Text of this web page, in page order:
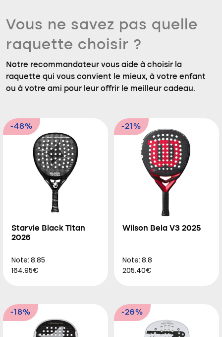
Vous ne savez pas quelle
raquette choisir ?
Notre recommandateur vous aide à choisir la
raquette qui vous convient le mieux, à votre enfant
ou à votre ami pour leur offrir le meilleur cadeau.
-48%
Starvie Black Titan
2026
Note: 8.85
164.95€
-21%
Wilson Bela V3 2025
Note: 8.8
205.40€
-18% -26%